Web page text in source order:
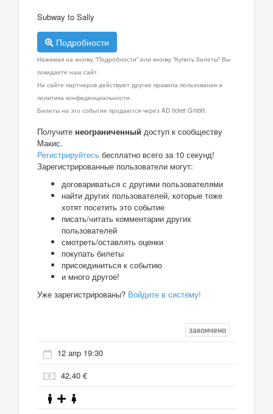
Subway to Sally
Подробности
Нажимая на кнопку "Подробности" или кнопку "Купить билеты" Вы
покидаете наш сайт.
На сайте партнеров действуют другие правила пользования и
политика конфиденциальности.
Билеты на это событие продаются через AD ticket GmbH.
Получите неограниченный доступ к сообществу
Макис.
Регистрируйтесь бесплатно всего за 10 секунд!
Зарегистрированные пользователи могут:
договариваться с другими пользователями
найти других пользователей, которые тоже
хотят посетить это событие
писать/читать комментарии других
пользователей
смотреть/оставлять оценки
покупать билеты
присоединиться к событию
и много другое!
Уже зарегистрированы? Войдите в систему!
закончено
12 апр 19:30
42,40 €